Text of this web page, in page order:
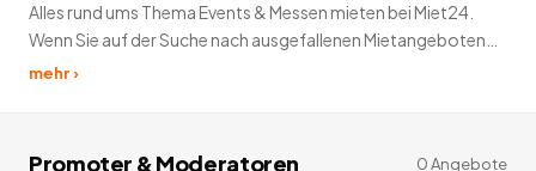
Alles rund ums Thema Events & Messen mieten bei Miet24.
Wenn Sie auf der Suche nach ausgefallenen Mietangeboten
sind, dann sind Sie hier genau richtig. Für den nächsten großen
mehr ›
Promoter & Moderatoren 0Angebote